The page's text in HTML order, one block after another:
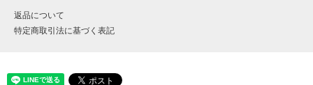
返品について
特定商取引法に基づく表記